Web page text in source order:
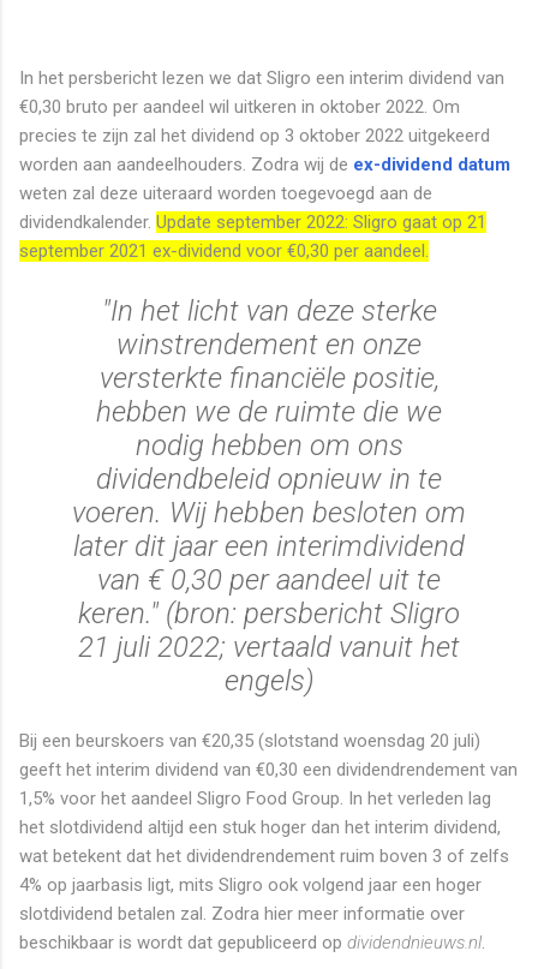
In het persbericht lezen we dat Sligro een interim dividend van
€0,30 bruto per aandeel wil uitkeren in oktober 2022. Om
precies te zijn zal het dividend op 3 oktober 2022 uitgekeerd
worden aan aandeelhouders. Zodra wij de ex-dividend datum
weten zal deze uiteraard worden toegevoegd aan de
dividendkalender. Update september 2022: Sligro gaat op 21
september 2021 ex-dividend voor €0,30 per aandeel.
"In het licht van deze sterke
winstrendement en onze
versterkte financiële positie,
hebben we de ruimte die we
nodig hebben om ons
dividendbeleid opnieuw in te
voeren. Wij hebben besloten om
later dit jaar een interimdividend
van € 0,30 per aandeel uit te
keren." (bron: persbericht Sligro
21 juli 2022; vertaald vanuit het
engels)
Bij een beurskoers van €20,35 (slotstand woensdag 20 juli)
geeft het interim dividend van €0,30 een dividendrendement van
1,5% voor het aandeel Sligro Food Group. In het verleden lag
het slotdividend altijd een stuk hoger dan het interim dividend,
wat betekent dat het dividendrendement ruim boven 3 of zelfs
4% op jaarbasis ligt, mits Sligro ook volgend jaar een hoger
slotdividend betalen zal. Zodra hier meer informatie over
beschikbaar is wordt dat gepubliceerd op dividendnieuws.nl.